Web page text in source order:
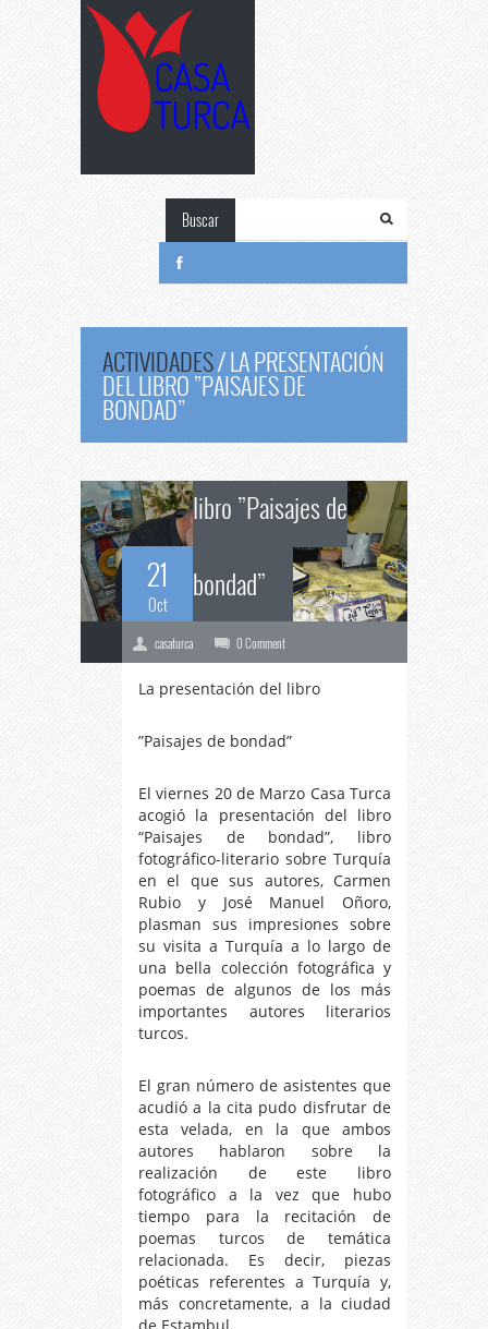
Buscar
ACTIVIDADES/LA PRESENTACIÓN
DEL LIBRO ”PAISAJES DE
BONDAD”
21
Oct
libro ”Paisajes de
bondad”
casaturca 0 Comment
La presentación del libro
”Paisajes de bondad”
El viernes 20 de Marzo Casa Turca
acogió la presentación del libro
“Paisajes de bondad”, libro
fotográfico-literario sobre Turquía
en el que sus autores, Carmen
Rubio y José Manuel Oñoro,
plasman sus impresiones sobre
su visita a Turquía a lo largo de
una bella colección fotográfica y
poemas de algunos de los más
importantes autores literarios
turcos.
El gran número de asistentes que
acudió a la cita pudo disfrutar de
esta velada, en la que ambos
autores hablaron sobre la
realización de este libro
fotográfico a la vez que hubo
tiempo para la recitación de
poemas turcos de temática
relacionada. Es decir, piezas
poéticas referentes a Turquía y,
más concretamente, a la ciudad